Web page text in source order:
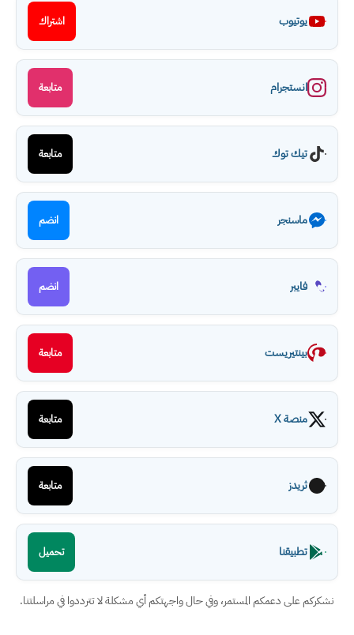
يوتيوب اشتراك
انستجرام متابعة
تيك توك متابعة
ماسنجر انضم
فايبر انضم
بينتيريست متابعة
منصة X متابعة
ثريدز متابعة
تطبيقنا تحميل
نشكركم على دعمكم المستمر، وفي حال واجهتكم أي مشكلة لا تترددوا في مراسلتنا.